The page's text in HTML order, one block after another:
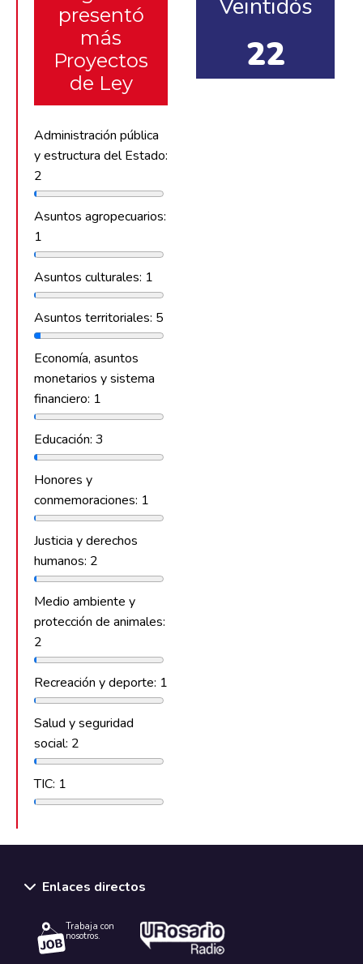
presentó
más
Proyectos
de Ley
Administración pública
y estructura del Estado:
2
Asuntos agropecuarios:
1
Asuntos culturales: 1
Asuntos territoriales: 5
Economía, asuntos
monetarios y sistema
financiero: 1
Educación: 3
Honores y
conmemoraciones: 1
Justicia y derechos
humanos: 2
Medio ambiente y
protección de animales:
2
Recreación y deporte: 1
Salud y seguridad
social: 2
TIC: 1
22
Enlaces directos
Trabaja con
nosotros.